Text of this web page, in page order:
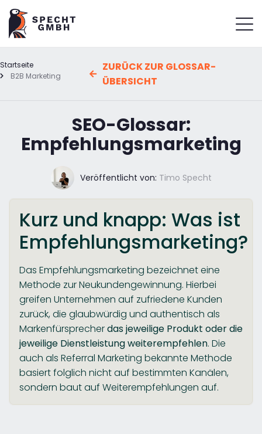
Startseite
B2B Marketing
ZURÜCK ZUR GLOSSAR-
ÜBERSICHT
SEO-Glossar:
Empfehlungsmarketing
Veröffentlicht von: Timo Specht
Kurz und knapp: Was ist
Empfehlungsmarketing?
Das Empfehlungsmarketing bezeichnet eine
Methode zur Neukundengewinnung. Hierbei
greifen Unternehmen auf zufriedene Kunden
zurück, die glaubwürdig und authentisch als
Markenfürsprecherdas jeweilige Produkt oder die
jeweilige Dienstleistung weiterempfehlen. Die
auch als Referral Marketing bekannte Methode
basiert folglich nicht auf bestimmten Kanälen,
sondern baut auf Weiterempfehlungen auf.